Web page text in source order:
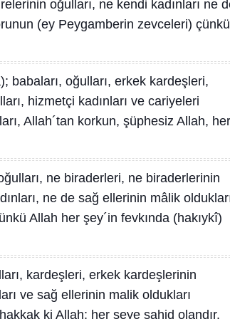
oğulları, ne kendi kadınları ne
(ey Peygamberin zevceleri) çünkü
babaları, oğulları, erkek kardeşleri,
hizmetçi kadınları ve cariyeleri
Allah´tan korkun, şüphesiz Allah, her
ne biraderleri, ne biraderlerinin
ne de sağ ellerinin mâlik
Allah her şey´in fevkında (hakıykî)
kardeşleri, erkek kardeşlerinin
ve sağ ellerinin malik oldukları
ki Allah; her şeye şahid olandır.